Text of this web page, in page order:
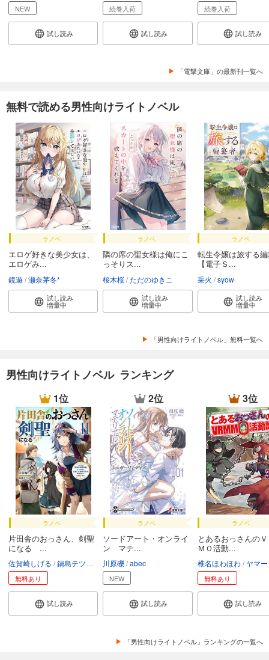
NEW
試し読み
続巻入荷
試し読み
続巻入荷
試し読み
「電撃文庫」の最新刊一覧へ
無料で読める男性向けライトノベル
ラノベ
エロゲ好きな美少女は、
エロゲみ...
鏡遊 瀬奈茅冬*
試し読み
増量中
ラノベ
隣の席の聖女様は俺にこ
っそりス...
桜木桜 ただのゆきこ
試し読み
増量中
ラノベ
転生令嬢は旅する
【電子Ｓ...
采火 syow
試し読み
増量中
「男性向けライトノベル」無料一覧へ
男性向けライトノベル ランキング
1位
ラノベ
片田舎のおっさん、剣聖
になる ...
佐賀崎しげる 鍋島テツヒロ
無料あり
試し読み
2位
ラノベ
ソードアート・オンライ
ン マテ...
川原礫 abec
NEW
試し読み
3位
ラノベ
とあるおっさんの
ＭＯ活動...
椎名ほわほわ ヤマ
無料あり
試し読み
「男性向けライトノベル」ランキングの一覧へ